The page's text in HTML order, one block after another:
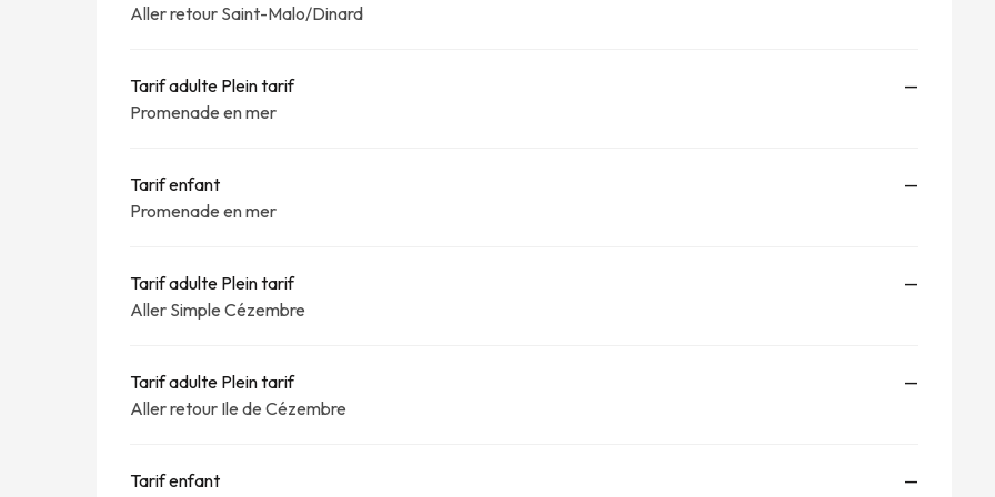
Aller retour Saint-Malo/Dinard
Tarif adulte Plein tarif
Promenade en mer
—
Tarif enfant
Promenade en mer
—
Tarif adulte Plein tarif
Aller Simple Cézembre
—
Tarif adulte Plein tarif
Aller retour Ile de Cézembre
—
Tarif enfant
—